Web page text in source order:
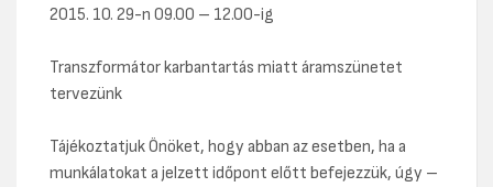
2015. 10. 29-n 09.00 – 12.00-ig
Transzformátor karbantartás miatt áramszünetet
tervezünk
Tájékoztatjuk Önöket, hogy abban az esetben, ha a
munkálatokat a jelzett időpont előtt befejezzük, úgy –